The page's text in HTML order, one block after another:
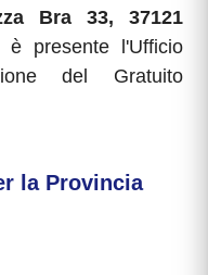
Bra 33, 37121
presente l'Ufficio
del Gratuito
la Provincia